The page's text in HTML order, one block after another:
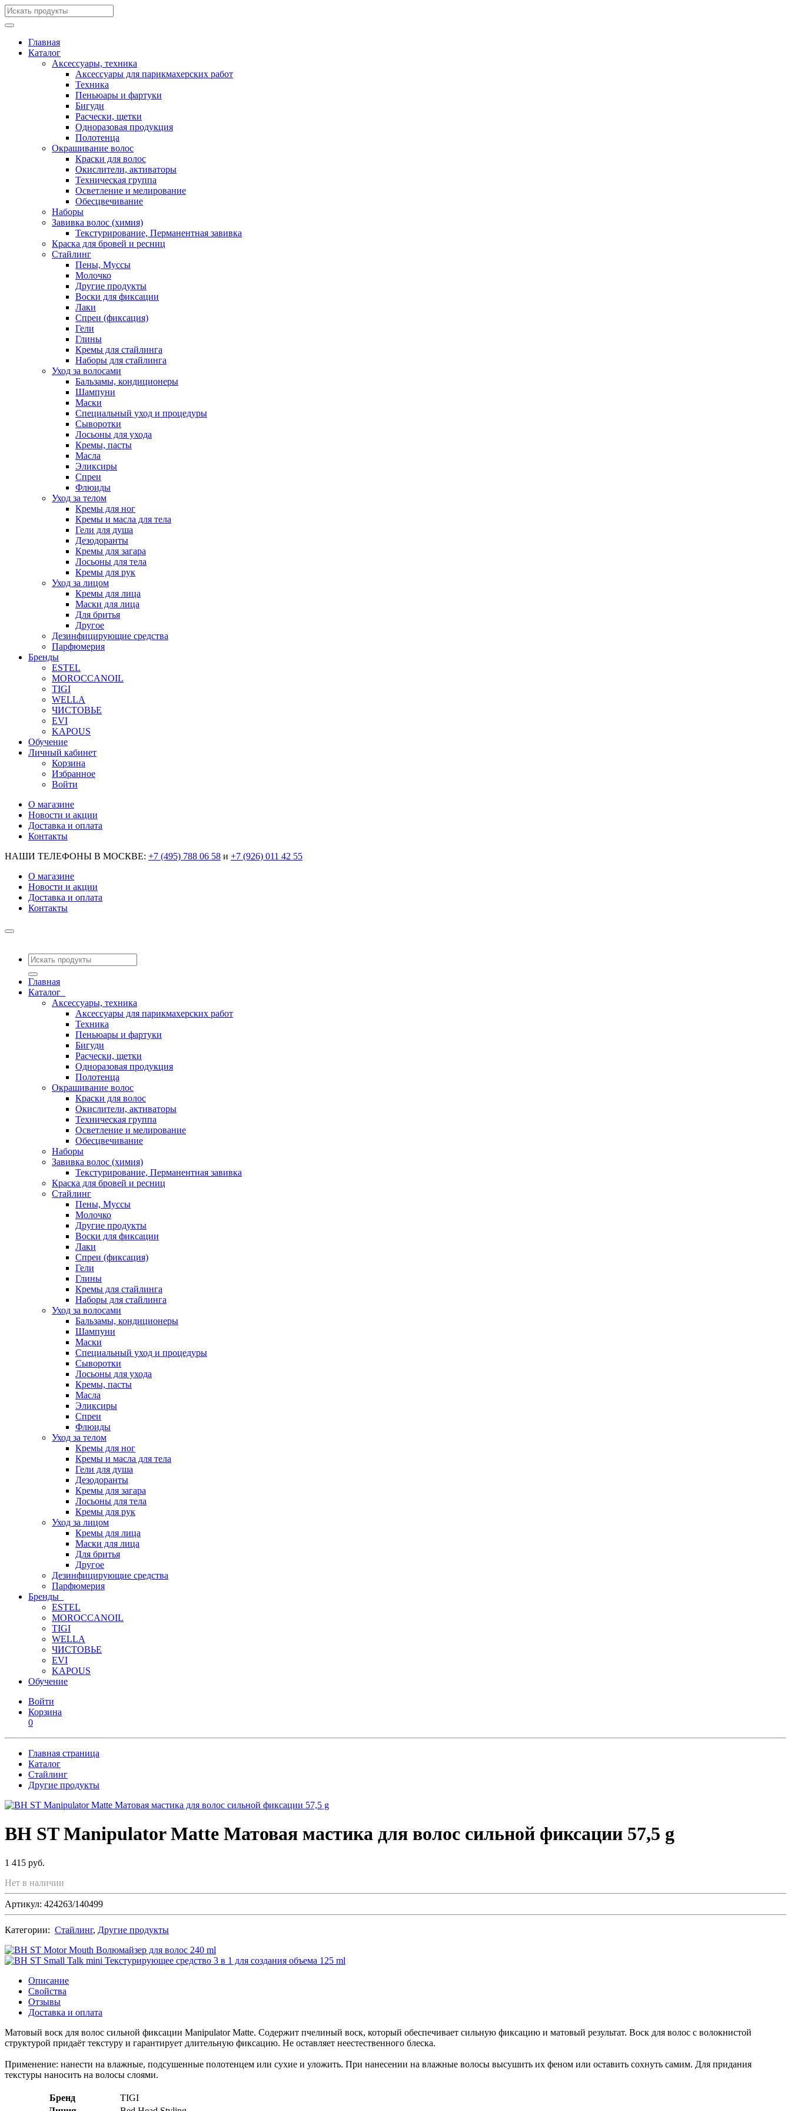
Главная
Каталог
Аксессуары, техника
Аксессуары для парикмахерских работ
Техника
Пеньюары и фартуки
Бигуди
Расчески, щетки
Одноразовая продукция
Полотенца
Окрашивание волос
Краски для волос
Окислители, активаторы
Техническая группа
Осветление и мелирование
Обесцвечивание
Наборы
Завивка волос (химия)
Текстурирование, Перманентная завивка
Краска для бровей и ресниц
Стайлинг
Пены, Муссы
Молочко
Другие продукты
Воски для фиксации
Лаки
Спреи (фиксация)
Гели
Глины
Кремы для стайлинга
Наборы для стайлинга
Уход за волосами
Бальзамы, кондиционеры
Шампуни
Маски
Специальный уход и процедуры
Сыворотки
Лосьоны для ухода
Кремы, пасты
Масла
Эликсиры
Спреи
Флюиды
Уход за телом
Кремы для ног
Кремы и масла для тела
Гели для душа
Дезодоранты
Кремы для загара
Лосьоны для тела
Кремы для рук
Уход за лицом
Кремы для лица
Маски для лица
Для бритья
Другое
Дезинфицирующие средства
Парфюмерия
Бренды
ESTEL
MOROCCANOIL
TIGI
WELLA
ЧИСТОВЬЕ
EVI
KAPOUS
Обучение
Личный кабинет
Корзина
Избранное
Войти
О магазине
Новости и акции
Доставка и оплата
Контакты
НАШИ ТЕЛЕФОНЫ В МОСКВЕ: +7 (495) 788 06 58 и +7 (926) 011 42 55
О магазине
Новости и акции
Доставка и оплата
Контакты
Главная
Каталог
Аксессуары, техника
Аксессуары для парикмахерских работ
Техника
Пеньюары и фартуки
Бигуди
Расчески, щетки
Одноразовая продукция
Полотенца
Окрашивание волос
Краски для волос
Окислители, активаторы
Техническая группа
Осветление и мелирование
Обесцвечивание
Наборы
Завивка волос (химия)
Текстурирование, Перманентная завивка
Краска для бровей и ресниц
Стайлинг
Пены, Муссы
Молочко
Другие продукты
Воски для фиксации
Лаки
Спреи (фиксация)
Гели
Глины
Кремы для стайлинга
Наборы для стайлинга
Уход за волосами
Бальзамы, кондиционеры
Шампуни
Маски
Специальный уход и процедуры
Сыворотки
Лосьоны для ухода
Кремы, пасты
Масла
Эликсиры
Спреи
Флюиды
Уход за телом
Кремы для ног
Кремы и масла для тела
Гели для душа
Дезодоранты
Кремы для загара
Лосьоны для тела
Кремы для рук
Уход за лицом
Кремы для лица
Маски для лица
Для бритья
Другое
Дезинфицирующие средства
Парфюмерия
Бренды
ESTEL
MOROCCANOIL
TIGI
WELLA
ЧИСТОВЬЕ
EVI
KAPOUS
Обучение
Войти
Корзина
0
Главная страница
Каталог
Стайлинг
Другие продукты
BH ST Manipulator Matte Матовая мастика для волос сильной фиксации 57,5 g
1 415 руб.
Нет в наличии
Артикул: 424263/140499
Категории: Стайлинг, Другие продукты
Описание
Свойства
Отзывы
Доставка и оплата
Матовый воск для волос сильной фиксации Manipulator Matte. Содержит пчелиный воск, который обеспечивает сильную фиксацию и матовый результат. Воск для волос с волокнистой
структурой придаёт текстуру и гарантирует длительную фиксацию. Не оставляет неестественного блеска.
Применение: нанести на влажные, подсушенные полотенцем или сухие и уложить. При нанесении на влажные волосы высушить их феном или оставить сохнуть самим. Для придания
текстуры наносить на волосы слоями.
Бренд
TIGI